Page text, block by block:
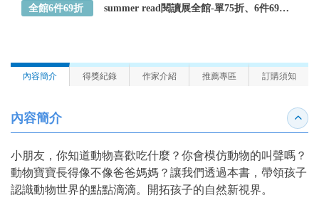
全館6件69折 summer read閱讀展全館-單75折、6件69折～全館任選
內容簡介 得獎紀錄 作家介紹 推薦專區 訂購須知
內容簡介 收合
小朋友，你知道動物喜歡吃什麼？你會模仿動物的叫聲嗎？
動物寶寶長得像不像爸爸媽媽？讓我們透過本書，帶領孩子
認識動物世界的點點滴滴。開拓孩子的自然新視界。